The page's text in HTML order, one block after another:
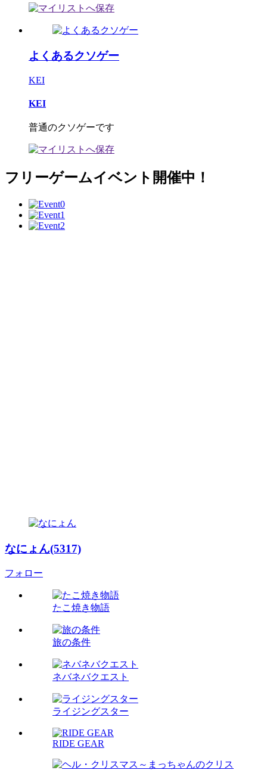
よくあるクソゲー
KEI
KEI
普通のクソゲーです
フリーゲームイベント開催中！
なにょん(5317)
フォロー
たこ焼き物語
旅の条件
ネバネバクエスト
ライジングスター
RIDE GEAR